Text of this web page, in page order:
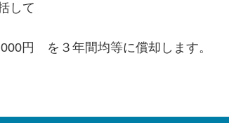
して
円 を３年間均等に償却します。